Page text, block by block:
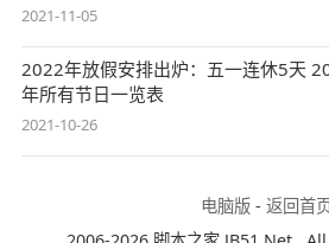
始终
2021-11-05
2022年放假安排出炉：五一连休5天
年所有节日一览表
2021-10-26
电脑版- 返回首